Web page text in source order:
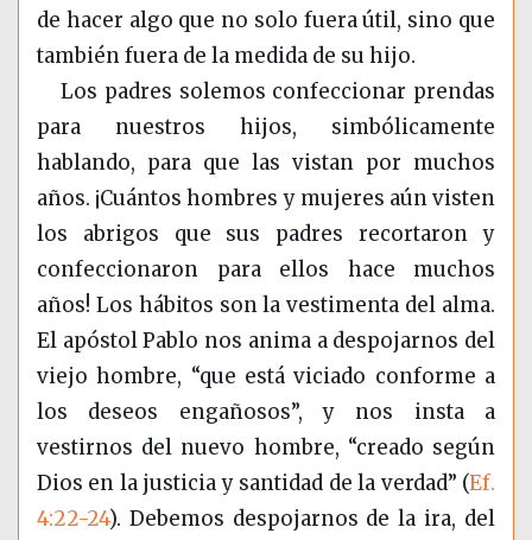
de hacer algo que no solo fuera útil, sino que
también fuera de la medida de su hijo.
Los padres solemos confeccionar prendas
para nuestros hijos, simbólicamente
hablando, para que las vistan por muchos
años. ¡Cuántos hombres y mujeres aún visten
los abrigos que sus padres recortaron y
confeccionaron para ellos hace muchos
años! Los hábitos son la vestimenta del alma.
El apóstol Pablo nos anima a despojarnos del
viejo hombre, “que está viciado conforme a
los deseos engañosos”, y nos insta a
vestirnos del nuevo hombre, “creado según
Dios en la justicia y santidad de la verdad” (Ef.
4:22-24). Debemos despojarnos de la ira, del